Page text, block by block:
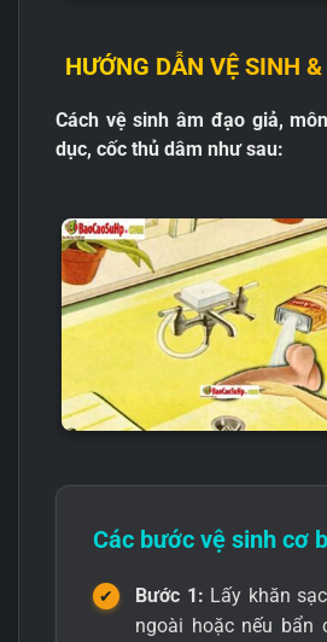
— Bạn có thể đọc thêm bài viết:
để lắp đế hút chân không đóng
máy vào tường nhà tắm để tạo
HƯỚNG DẪN VỆ SINH
Cách vệ sinh âm đạo giả,
dục, cốc thủ dâm như sau:
Các bước vệ sinh cơ
Bước 1: Lấy khăn
ngoài hoặc nếu bẩn